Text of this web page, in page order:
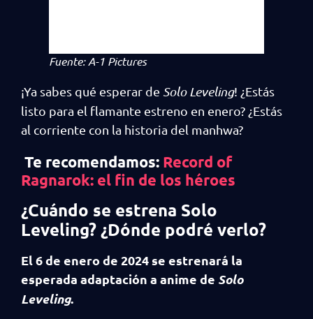
Fuente: A-1 Pictures
¡Ya sabes qué esperar de Solo Leveling! ¿Estás
listo para el flamante estreno en enero? ¿Estás
al corriente con la historia del manhwa?
Te recomendamos: Record of
Ragnarok: el fin de los héroes
¿Cuándo se estrena Solo
Leveling? ¿Dónde podré verlo?
El 6 de enero de 2024 se estrenará la
esperada adaptación a anime de Solo
Leveling.